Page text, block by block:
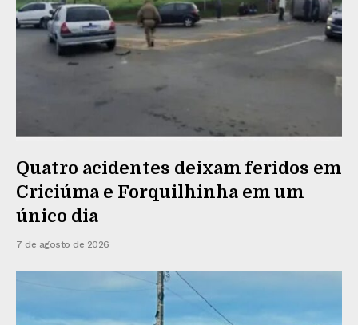
Quatro acidentes deixam feridos em
Criciúma e Forquilhinha em um
único dia
7 de agosto de 2026